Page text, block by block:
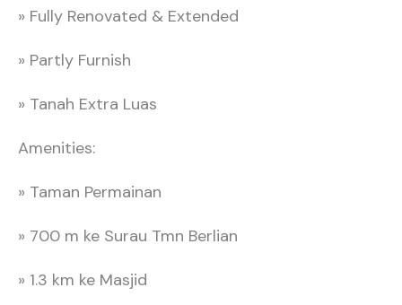
» Fully Renovated & Extended
» Partly Furnish
» Tanah Extra Luas
Amenities:
» Taman Permainan
» 700 m ke Surau Tmn Berlian
» 1.3 km ke Masjid